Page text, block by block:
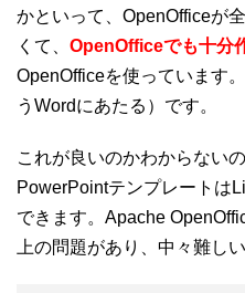
かといって、OpenOfficeが
くて、 OpenOfficeでも十分
OpenOfficeを使っています。
うWordにあたる）です。
これが良いのかわからない
PowerPointテンプレートは
できます。Apache
上の問題があり、中々難し